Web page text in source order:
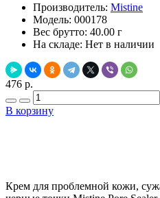
Производитель: Mistine
Модель: 000178
Вес брутто: 40.00 г
На складе: Нет в наличии
476 р.
В корзину
Крем для проблемной кожи,